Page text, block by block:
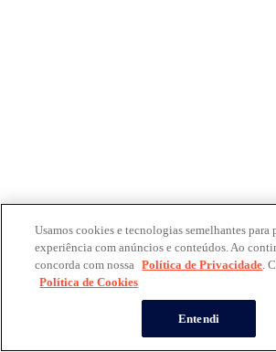
Usamos cookies e tecnologias semelhantes para
experiência com anúncios e conteúdos. Ao
concorda com nossa Política de Privacidade.
Política de Cookies
Entendi